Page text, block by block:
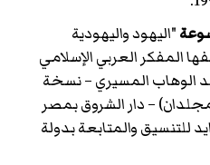
"اليهود واليهودية
المفكر العربي الإسلامي
الوهاب المسيري – نسخة
– دار الشروق بمصر
للتنسيق والمتابعة بدولة